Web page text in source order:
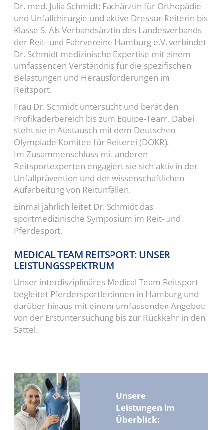
Dr. med. Julia Schmidt: Fachärztin für Orthopädie
und Unfallchirurgie und aktive Dressur-Reiterin bis
Klasse S. Als Verbandsärztin des Landesverbands
der Reit- und Fahrvereine Hamburg e.V. verbindet
Dr. Schmidt medizinische Expertise mit einem
umfassenden Verständnis für die spezifischen
Belastungen und Herausforderungen im
Reitsport.
Frau Dr. Schmidt untersucht und berät den
Profikaderbereich bis zum Equipe-Team. Dabei
steht sie in Austausch mit dem Deutschen
Olympiade-Komitee für Reiterei (DOKR).
Im Zusammenschluss mit anderen
Reitsportexperten engagiert sie sich aktiv in der
Unfallprävention und der wissenschaftlichen
Aufarbeitung von Reitunfällen.
Einmal jährlich leitet Dr. Schmidt das
sportmedizinische Symposium im Reit- und
Pferdesport.
MEDICAL TEAM REITSPORT: UNSER
LEISTUNGSSPEKTRUM
Unser interdisziplinäres Medical Team Reitsport
begleitet Pferdersportler:innen in Hamburg und
darüber hinaus mit einem umfassenden Angebot:
von der Erstuntersuchung bis zur Rückkehr in den
Sattel.
Unsere
Leistungen im
Überblick: